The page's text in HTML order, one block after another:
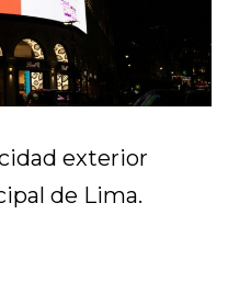
exterior
de Lima.